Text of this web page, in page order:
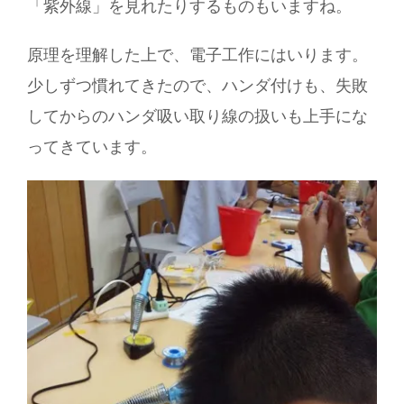
「紫外線」を見れたりするものもいますね。
原理を理解した上で、電子工作にはいります。
少しずつ慣れてきたので、ハンダ付けも、失敗
してからのハンダ吸い取り線の扱いも上手にな
ってきています。